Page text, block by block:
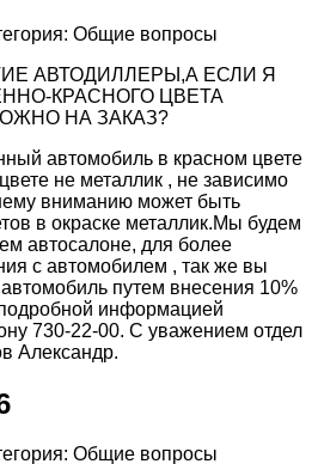
Общие вопросы
АВТОДИЛЛЕРЫ,А ЕСЛИ Я
КРАСНОГО ЦВЕТА
НА ЗАКАЗ?
автомобиль в красном цвете
не металлик , не зависимо
вниманию может быть
в окраске металлик.Мы будем
автосалоне, для более
с автомобилем , так же вы
путем внесения 10%
информацией
730-22-00. С уважением отдел
Александр.
Общие вопросы